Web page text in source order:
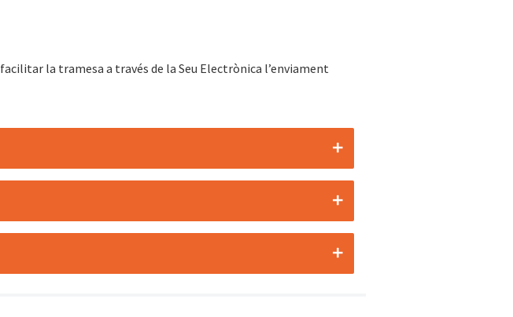
la tramesa a través de la Seu Electrònica l’enviament